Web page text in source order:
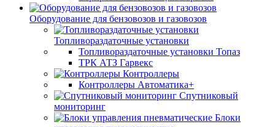
Оборудование для бензовозов и газовозов
Топливораздаточные установки
Топливораздаточные установки Топаз
ТРК АТЗ Гарвекс
Контроллеры
Контроллеры Автоматика+
Спутниковый
мониторинг
Блоки